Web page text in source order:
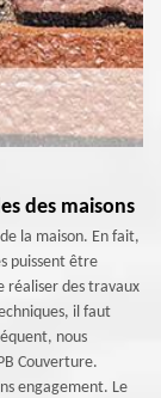
des maisons
la maison. En fait,
puissent être
réaliser des travaux
il faut
nous
Couverture.
engagement. Le